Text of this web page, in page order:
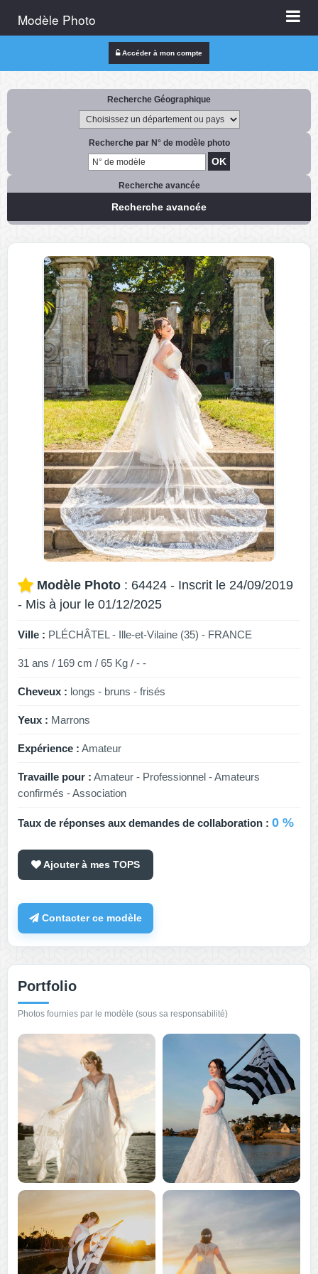
Modèle Photo
Accéder à mon compte
Recherche Géographique
Recherche par N° de modèle photo
Recherche avancée
Recherche avancée
Modèle Photo : 64424 - Inscrit le 24/09/2019
- Mis à jour le 01/12/2025
Ville : PLÉCHÂTEL - Ille-et-Vilaine (35) - FRANCE
31 ans / 169 cm / 65 Kg / - -
Cheveux : longs - bruns - frisés
Yeux : Marrons
Expérience : Amateur
Travaille pour : Amateur - Professionnel - Amateurs
confirmés - Association
Taux de réponses aux demandes de collaboration : 0 %
Ajouter à mes TOPS
Contacter ce modèle
Portfolio
Photos fournies par le modèle (sous sa responsabilité)